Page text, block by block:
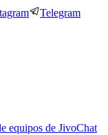
Telegram
equipos de JivoChat